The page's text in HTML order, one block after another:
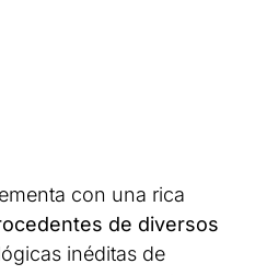
con una rica
de diversos
inéditas de